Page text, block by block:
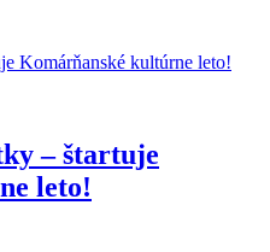
– štartuje
leto!